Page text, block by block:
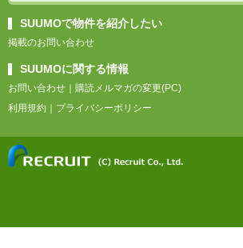
SUUMOで物件を紹介したい
掲載のお問い合わせ
SUUMOに関する情報
お問い合わせ
購読メルマガの変更(PC)
利用規約
プライバシーポリシー